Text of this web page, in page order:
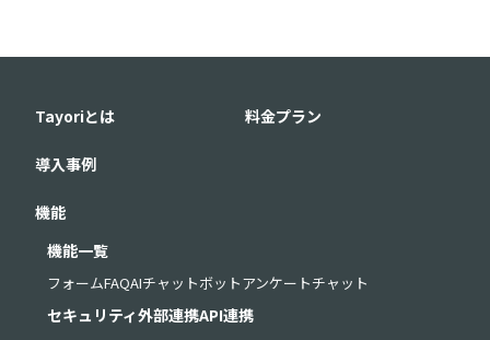
Tayoriとは 料金プラン
導入事例
機能
機能一覧
フォームFAQAIチャットボットアンケートチャット
セキュリティ外部連携API連携